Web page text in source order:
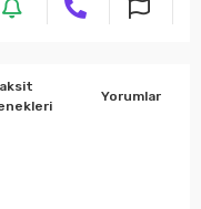
Yorumlar